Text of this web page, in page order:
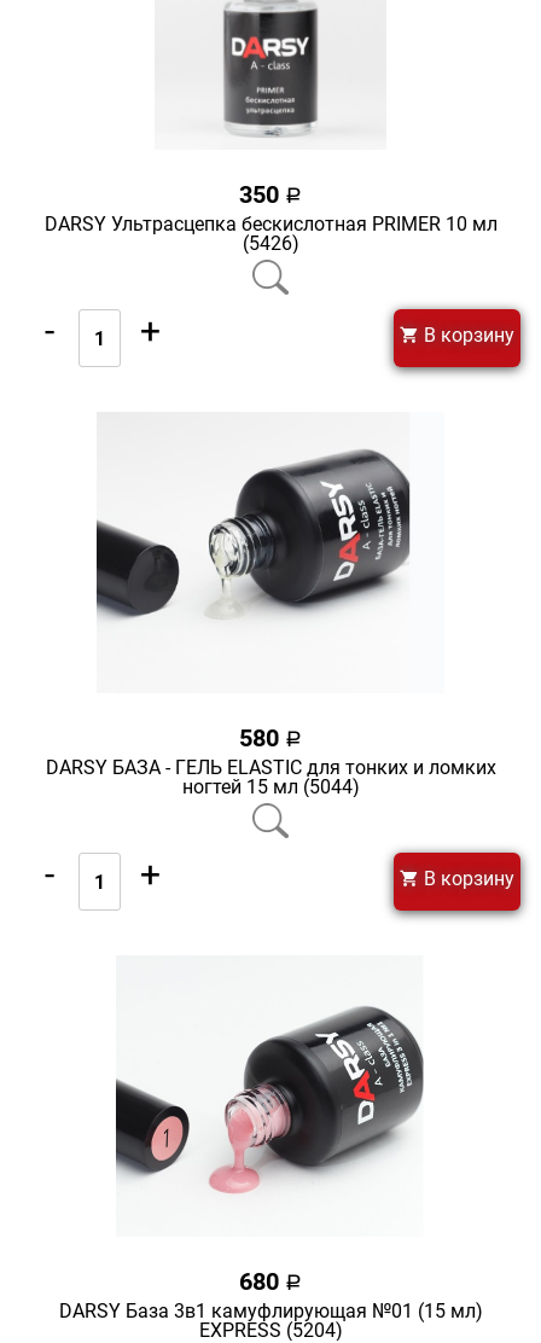
350 a
DARSY Ультрасцепка бескислотная PRIMER 10 мл
(5426)
- + В корзину
580 a
DARSY БАЗА - ГЕЛЬ ELASTIC для тонких и ломких
ногтей 15 мл (5044)
- + В корзину
680 a
DARSY База 3в1 камуфлирующая №01 (15 мл)
EXPRESS (5204)